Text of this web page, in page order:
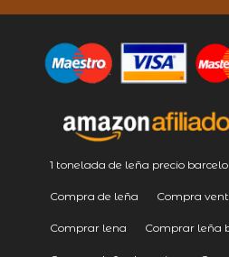
1 tonelada de leña precio
Compra de leña Compra
Comprar lena Comprar leña